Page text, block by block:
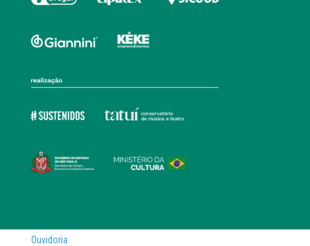
Ouvidoria